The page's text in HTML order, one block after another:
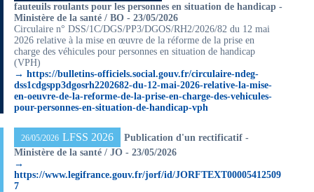
fauteuils roulants pour les personnes en situation de handicap -
Ministère de la santé / BO - 23/05/2026
Circulaire n° DSS/1C/DGS/PP3/DGOS/RH2/2026/82 du 12 mai
2026 relative à la mise en œuvre de la réforme de la prise en
charge des véhicules pour personnes en situation de handicap
(VPH)
→ https://bulletins-officiels.social.gouv.fr/circulaire-ndeg-
dss1cdgspp3dgosrh2202682-du-12-mai-2026-relative-la-mise-
en-oeuvre-de-la-reforme-de-la-prise-en-charge-des-vehicules-
pour-personnes-en-situation-de-handicap-vph
26/05/2026 LFSS 2026
Publication d'un rectificatif -
Ministère de la santé / JO - 23/05/2026
→
https://www.legifrance.gouv.fr/jorf/id/JORFTEXT00005412509
7